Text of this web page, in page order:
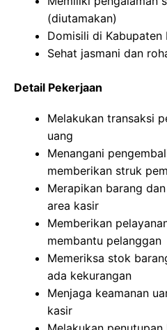
(diutamakan)
Domisili di Kabupaten
Sehat jasmani dan
Detail Pekerjaan
Melakukan transaksi
uang
Menangani
memberikan struk
Merapikan barang
area kasir
Memberikan
membantu pelanggan
Memeriksa stok
ada kekurangan
Menjaga keamanan
kasir